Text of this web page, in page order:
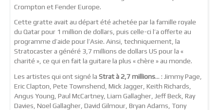
Crompton et Fender Europe.
Cette gratte avait au départ été achetée par la famille royale
du Qatar pour 1 million de dollars, puis celle-ci l’a offerte au
programme d’aide pour l’Asie. Ainsi, techniquement, la
Stratocaster a généré 3,7 millions de dollars US pour la «
charité », ce qui en fait la guitare la plus « chère » au monde.
Les artistes qui ont signé la Strat à 2,7 millions… : Jimmy Page,
Eric Clapton, Pete Townshend, Mick Jagger, Keith Richards,
Angus Young, Paul McCartney, Liam Gallagher, Jeff Beck, Ray
Davies, Noel Gallagher, David Gilmour, Bryan Adams, Tony